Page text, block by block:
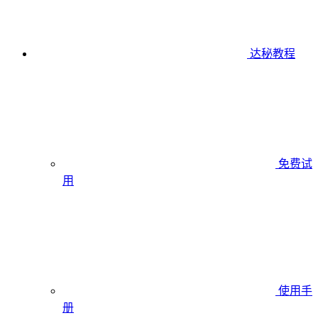
达秘教程
免费试
用
使用手
册